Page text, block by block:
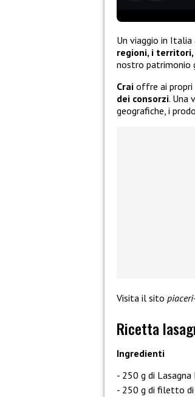
Un viaggio in
regioni, i
nostro patrimonio
Crai offre ai propri
dei consorzi. Una
geografiche, i
Visita il sito
Ricetta
Ingredienti
250 g di
250 g di filetto di